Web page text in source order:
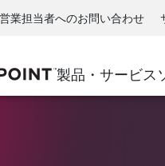
製品・サービス
ール
ル
サービスとしての
営業担当者へのお問い合わせ